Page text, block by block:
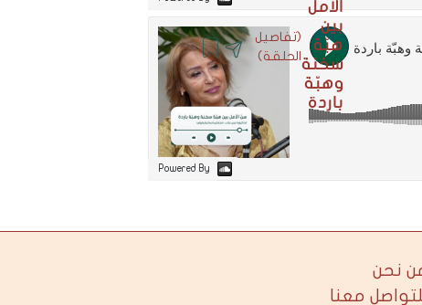
الأمل
بين
هبّة
سخنة
وهبّة
باردة
(تفاصيل
الحلقة)
Powered By
نحن
معنا